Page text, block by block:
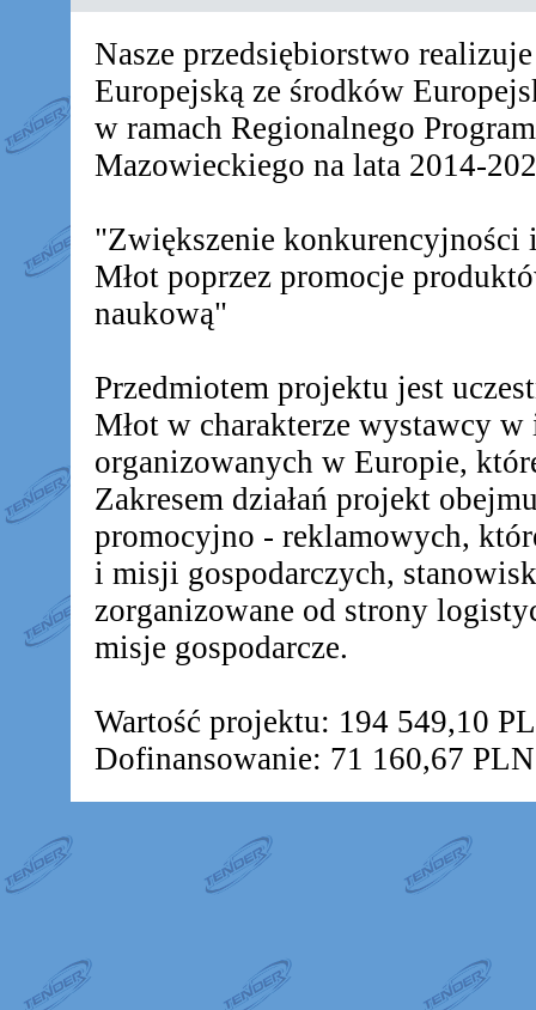
Nasze przedsiębiorstwo
Europejską ze środków
w ramach Regionalnego
Mazowieckiego na lata 2014-
"Zwiększenie
Młot poprzez promocje
naukową"
Przedmiotem projektu jest
Młot w charakterze wystawcy
organizowanych w Europie,
Zakresem działań projekt
promocyjno - reklamowych,
i misji gospodarczych,
zorganizowane od strony
misje gospodarcze.
Wartość projektu: 194 549,10
Dofinansowanie: 71 160,67 PLN